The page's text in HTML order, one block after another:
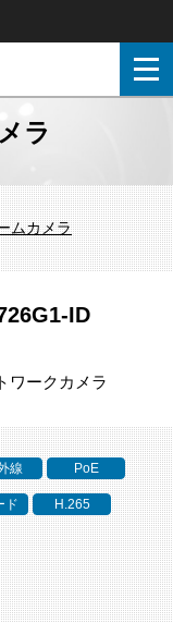
ラ
ムカメラ
ID
ワークカメラ
線 PoE
ド H.265